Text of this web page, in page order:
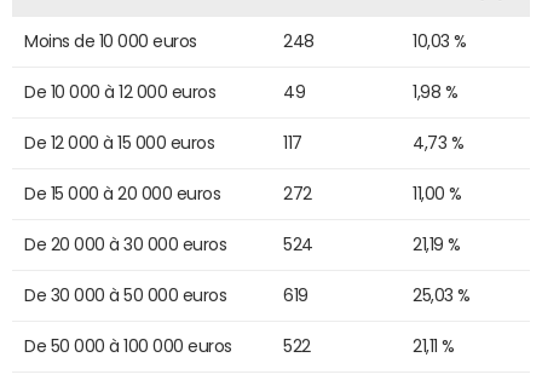
Moins de 10 000 euros 248 10,03 %
De 10 000 à 12 000 euros 49 1,98 %
De 12 000 à 15 000 euros 117 4,73 %
De 15 000 à 20 000 euros 272 11,00 %
De 20 000 à 30 000 euros 524 21,19 %
De 30 000 à 50 000 euros 619 25,03 %
De 50 000 à 100 000 euros 522 21,11 %